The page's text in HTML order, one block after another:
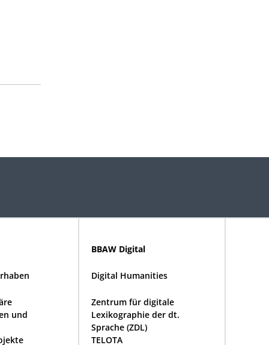
und
BBAW Digital
Digital Humanities
Zentrum für digitale
Lexikographie der dt.
Sprache (ZDL)
TELOTA